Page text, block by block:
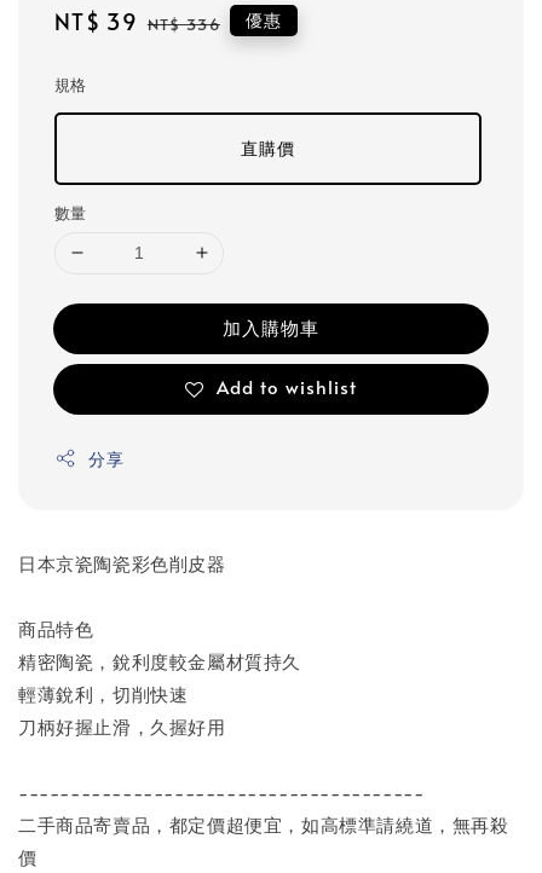
Sale
NT$ 39 Regular
NT$ 336 優惠
規格
直購價
數量
加入購物車
Add to wishlist
分享
日本京瓷陶瓷彩色削皮器
商品特色
精密陶瓷，銳利度較金屬材質持久
輕薄銳利，切削快速
刀柄好握止滑，久握好用
---------------------------------------
二手商品寄賣品，都定價超便宜，如高標準請繞道，無再殺
價